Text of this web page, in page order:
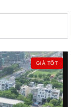
GIÁ TỐT